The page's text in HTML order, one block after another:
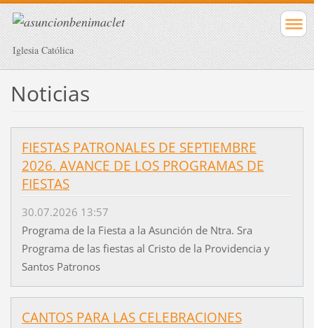
Iglesia Católica
Noticias
FIESTAS PATRONALES DE SEPTIEMBRE
2026. AVANCE DE LOS PROGRAMAS DE
FIESTAS
30.07.2026 13:57
Programa de la Fiesta a la Asunción de Ntra. Sra
Programa de las fiestas al Cristo de la Providencia y
Santos Patronos
CANTOS PARA LAS CELEBRACIONES